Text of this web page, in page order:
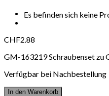
Es befinden sich keine
CHF2.88
GM-163219 Schraubenset zu
Verfügbar bei Nachbestellung
In den Warenkorb